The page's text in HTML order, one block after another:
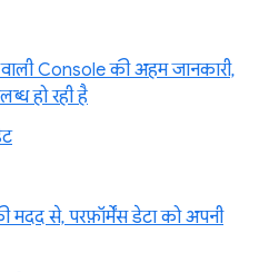
Console की अहम जानकारी,
हो रही है
मदद से, परफ़ॉर्मेंस डेटा को अपनी